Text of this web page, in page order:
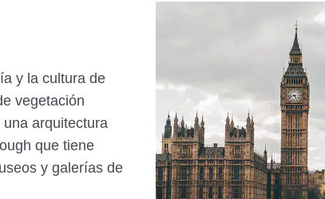
y la cultura de
vegetación
arquitectura
que tiene
y galerías de